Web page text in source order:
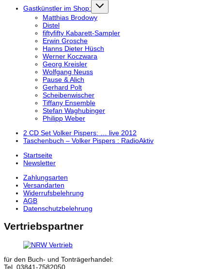
Gastkünstler im Shop:
Matthias Brodowy
Distel
fiftyfifty Kabarett-Sampler
Erwin Grosche
Hanns Dieter Hüsch
Werner Koczwara
Georg Kreisler
Wolfgang Neuss
Pause & Alich
Gerhard Polt
Scheibenwischer
Tiffany Ensemble
Stefan Waghubinger
Philipp Weber
previous
post:
2 CD Set Volker Pispers: … live 2012
next
Taschenbuch – Volker Pispers : RadioAktiv
Startseite
Newsletter
Zahlungsarten
Versandarten
Widerrufsbelehrung
AGB
Datenschutzbelehrung
Vertriebspartner
für den Buch- und Tonträgerhandel:
Tel. 03841-7582050